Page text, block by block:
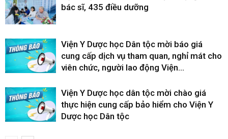
bác sĩ, 435 điều dưỡng
Viện Y Dược học Dân tộc mời báo giá
cung cấp dịch vụ tham quan, nghỉ mát cho
viên chức, người lao động Viện...
Viện Y Dược học dân tộc mời chào giá
thực hiện cung cấp bảo hiểm cho Viện Y
Dược học Dân tộc